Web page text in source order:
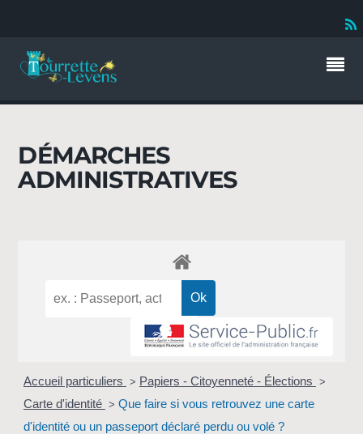
DÉMARCHES
ADMINISTRATIVES
Accueil particuliers > Papiers - Citoyenneté - Élections >
Carte d'identité > Que faire si vous retrouvez une carte
d'identité ou un passeport déclaré perdu ou volé ?